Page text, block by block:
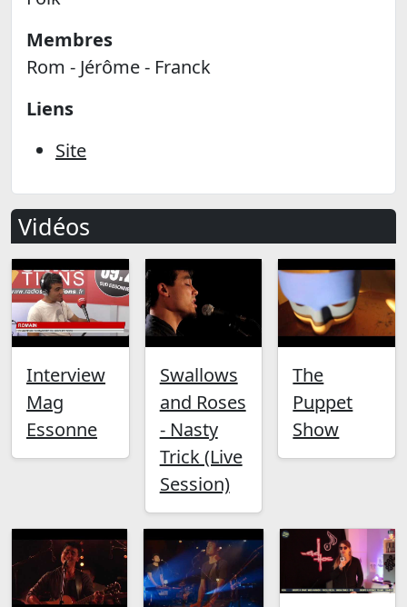
Membres
Rom - Jérôme - Franck
Liens
Site
Vidéos
Interview
Mag
Essonne
Swallows
and Roses
- Nasty
Trick (Live
Session)
The
Puppet
Show